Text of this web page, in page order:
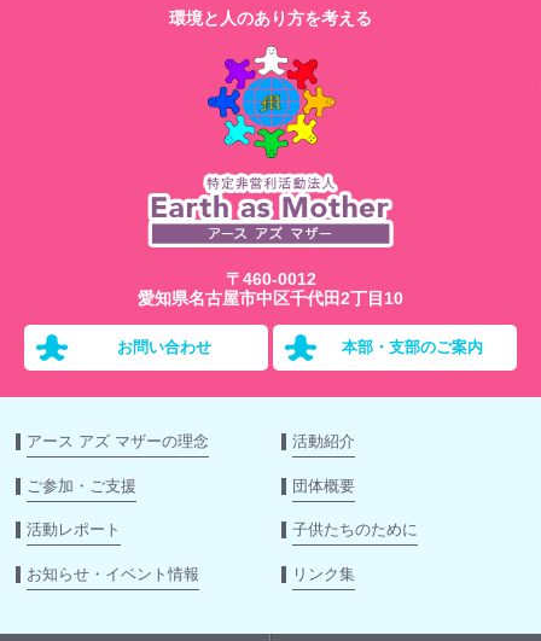
環境と人のあり方を考える
〒460-0012
愛知県名古屋市中区千代田2丁目10
お問い合わせ 本部・支部のご案内
アース アズ マザーの理念 活動紹介
ご参加・ご支援 団体概要
活動レポート 子供たちのために
お知らせ・イベント情報 リンク集